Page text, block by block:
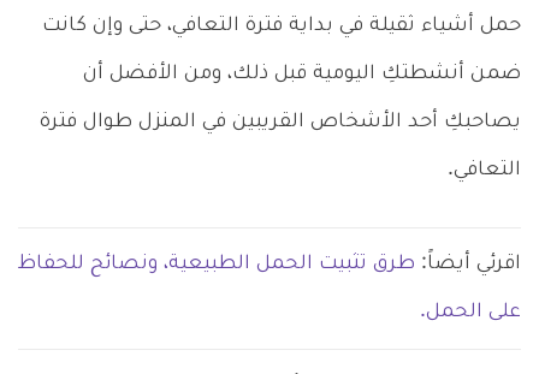
حمل أشياء ثقيلة في بداية فترة التعافي، حتى وإن كانت
ضمن أنشطتكِ اليومية قبل ذلك، ومن الأفضل أن
يصاحبكِ أحد الأشخاص القريبين في المنزل طوال فترة
التعافي.
اقرئي أيضاً: طرق تثبيت الحمل الطبيعية، ونصائح للحفاظ
على الحمل.